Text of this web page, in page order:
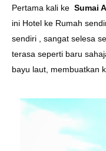
Pertama kali ke Sumai
ini Hotel ke Rumah
sendiri , sangat selesa
terasa seperti baru
bayu laut, membuatkan